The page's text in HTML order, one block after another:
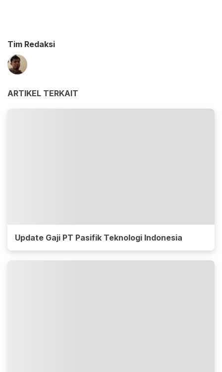
Tim Redaksi
ARTIKEL TERKAIT
Update Gaji PT Pasifik Teknologi Indonesia